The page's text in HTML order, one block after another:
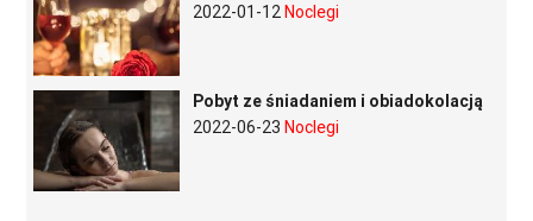
2022-01-12 Noclegi
Pobyt ze śniadaniem i obiadokolacją
2022-06-23 Noclegi